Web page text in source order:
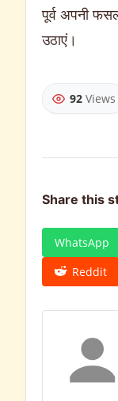
पूर्व अपनी
उठाएं।
92 Views
Share this
WhatsApp
Reddit